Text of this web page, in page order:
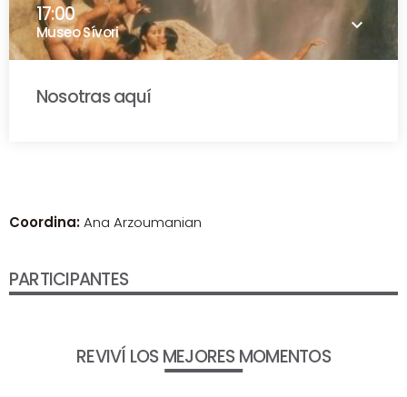
17:00
Museo Sívori keyboard_arrow_down
Nosotras aquí
Coordina:Ana Arzoumanian
PARTICIPANTES
REVIVÍ LOS MEJORES MOMENTOS